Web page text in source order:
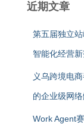
近期文章
第五届独立
智能化经营
义乌跨境电
的企业级网
Work Agent